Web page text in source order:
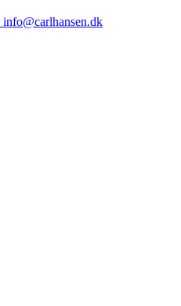
info@carlhansen.dk